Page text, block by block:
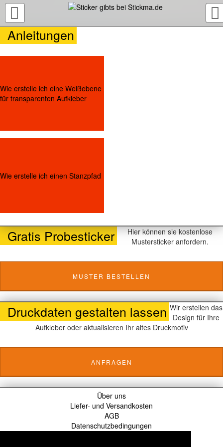
TOGGLE
NAVIGATION
Anleitungen
Wie erstelle ich eine Weißebene
für transparenten Aufkleber
Wie erstelle ich einen Stanzpfad
Gratis Probesticker
Hier können sie kostenlose
Mustersticker anfordern.
MUSTER BESTELLEN
Druckdaten gestalten lassen Wir erstellen das
Design für Ihre
Aufkleber oder aktualisieren Ihr altes Druckmotiv
ANFRAGEN
Über uns
Liefer- und Versandkosten
AGB
Datenschutzbedingungen